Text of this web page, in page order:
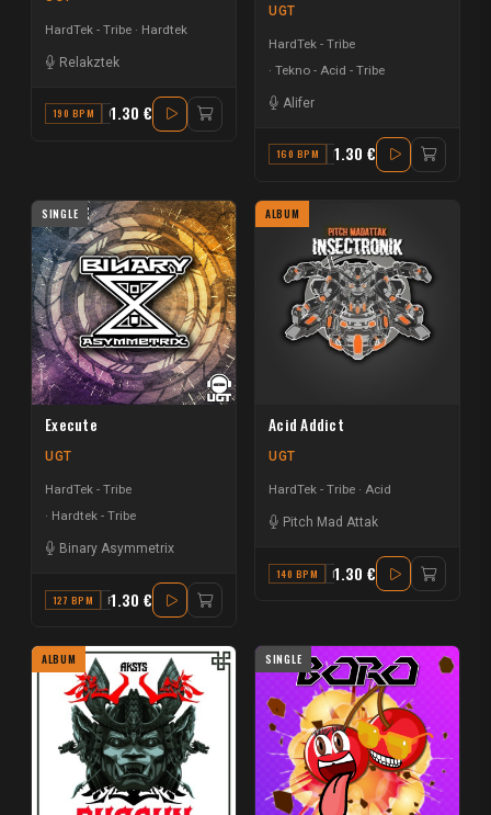
HardTek - Tribe Hardtek
Relakztek
190 BPM C MINOR
1.30 €
UGT
HardTek - Tribe
Tekno - Acid - Tribe
Alifer
160 BPM EM
1.30 €
SINGLE
Execute
UGT
HardTek - Tribe
Hardtek - Tribe
Binary Asymmetrix
127 BPM F1.30 €
ALBUM
Acid Addict
UGT
HardTek - Tribe Acid
Pitch Mad Attak
140 BPM F MINOR
1.30 €
ALBUM SINGLE